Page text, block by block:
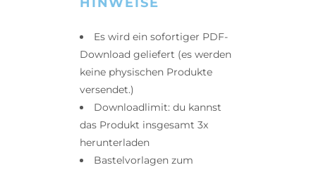
Es wird ein sofortiger PDF-
Download geliefert (es werden
keine physischen Produkte
versendet.)
Downloadlimit: du kannst
das Produkt insgesamt 3x
herunterladen
Bastelvorlagen zum